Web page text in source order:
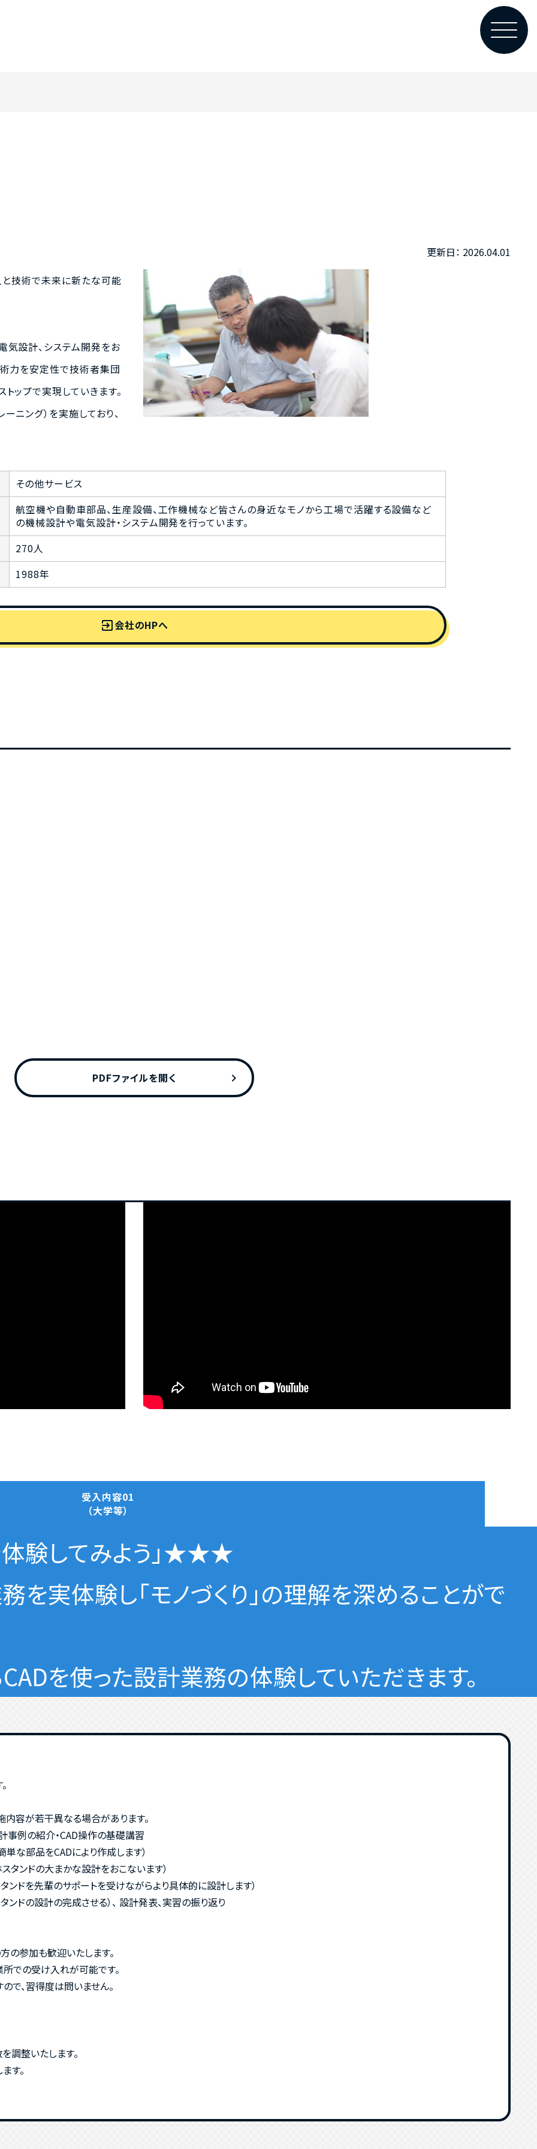
2026.04.01
と技術で未来に新たな可能
気設計、システム開発をお
術力を安定性で技術者集団
ップで実現していきます。
ニング）を実施しており、
その他サービス
航空機や自動車部品、生産設備、工作機械など皆さんの身近なモノから工場で活躍する設備など
の機械設計や電気設計・システム開発を行っています。
270人
1988年
exit_to_app会社のHPへ
PDFファイルを開く chevron_right
受入内容01
（大学等）
してみよう」★★★
体験し「モノづくり」の理解を深めることがで
を使った設計業務の体験していただきます。
容が若干異なる場合があります。
事例の紹介・CAD操作の基礎講習
な部品をCADにより作成します）
ンドの大まかな設計をおこないます）
ドを先輩のサポートを受けながらより具体的に設計します）
ドの設計の完成させる）、 設計発表、実習の振り返り
の参加も歓迎いたします。
での受け入れが可能です。
で、習得度は問いません。
調整いたします。
す。